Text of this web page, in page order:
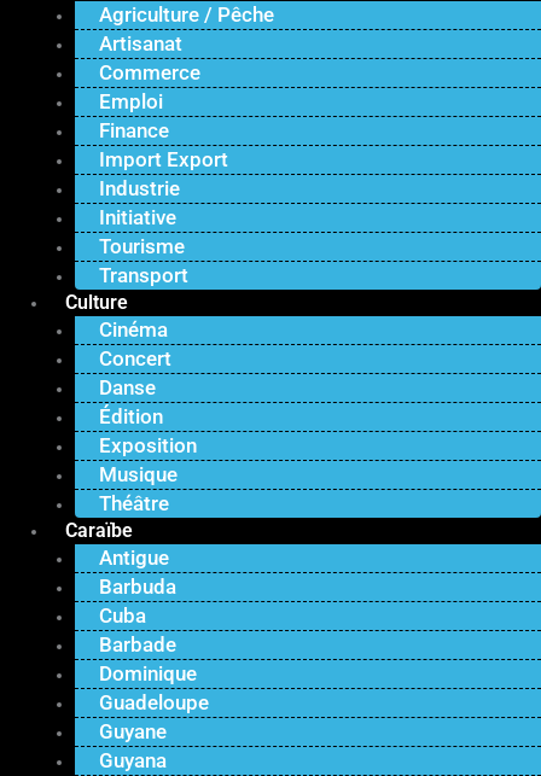
Agriculture / Pêche
Artisanat
Commerce
Emploi
Finance
Import Export
Industrie
Initiative
Tourisme
Transport
Culture
Cinéma
Concert
Danse
Édition
Exposition
Musique
Théâtre
Caraïbe
Antigue
Barbuda
Cuba
Barbade
Dominique
Guadeloupe
Guyane
Guyana